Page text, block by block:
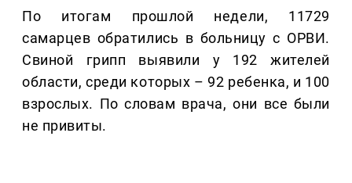
По итогам прошлой недели, 11729
самарцев обратились в больницу с ОРВИ.
Свиной грипп выявили у 192 жителей
области, среди которых – 92 ребенка, и 100
взрослых. По словам врача, они все были
не привиты.